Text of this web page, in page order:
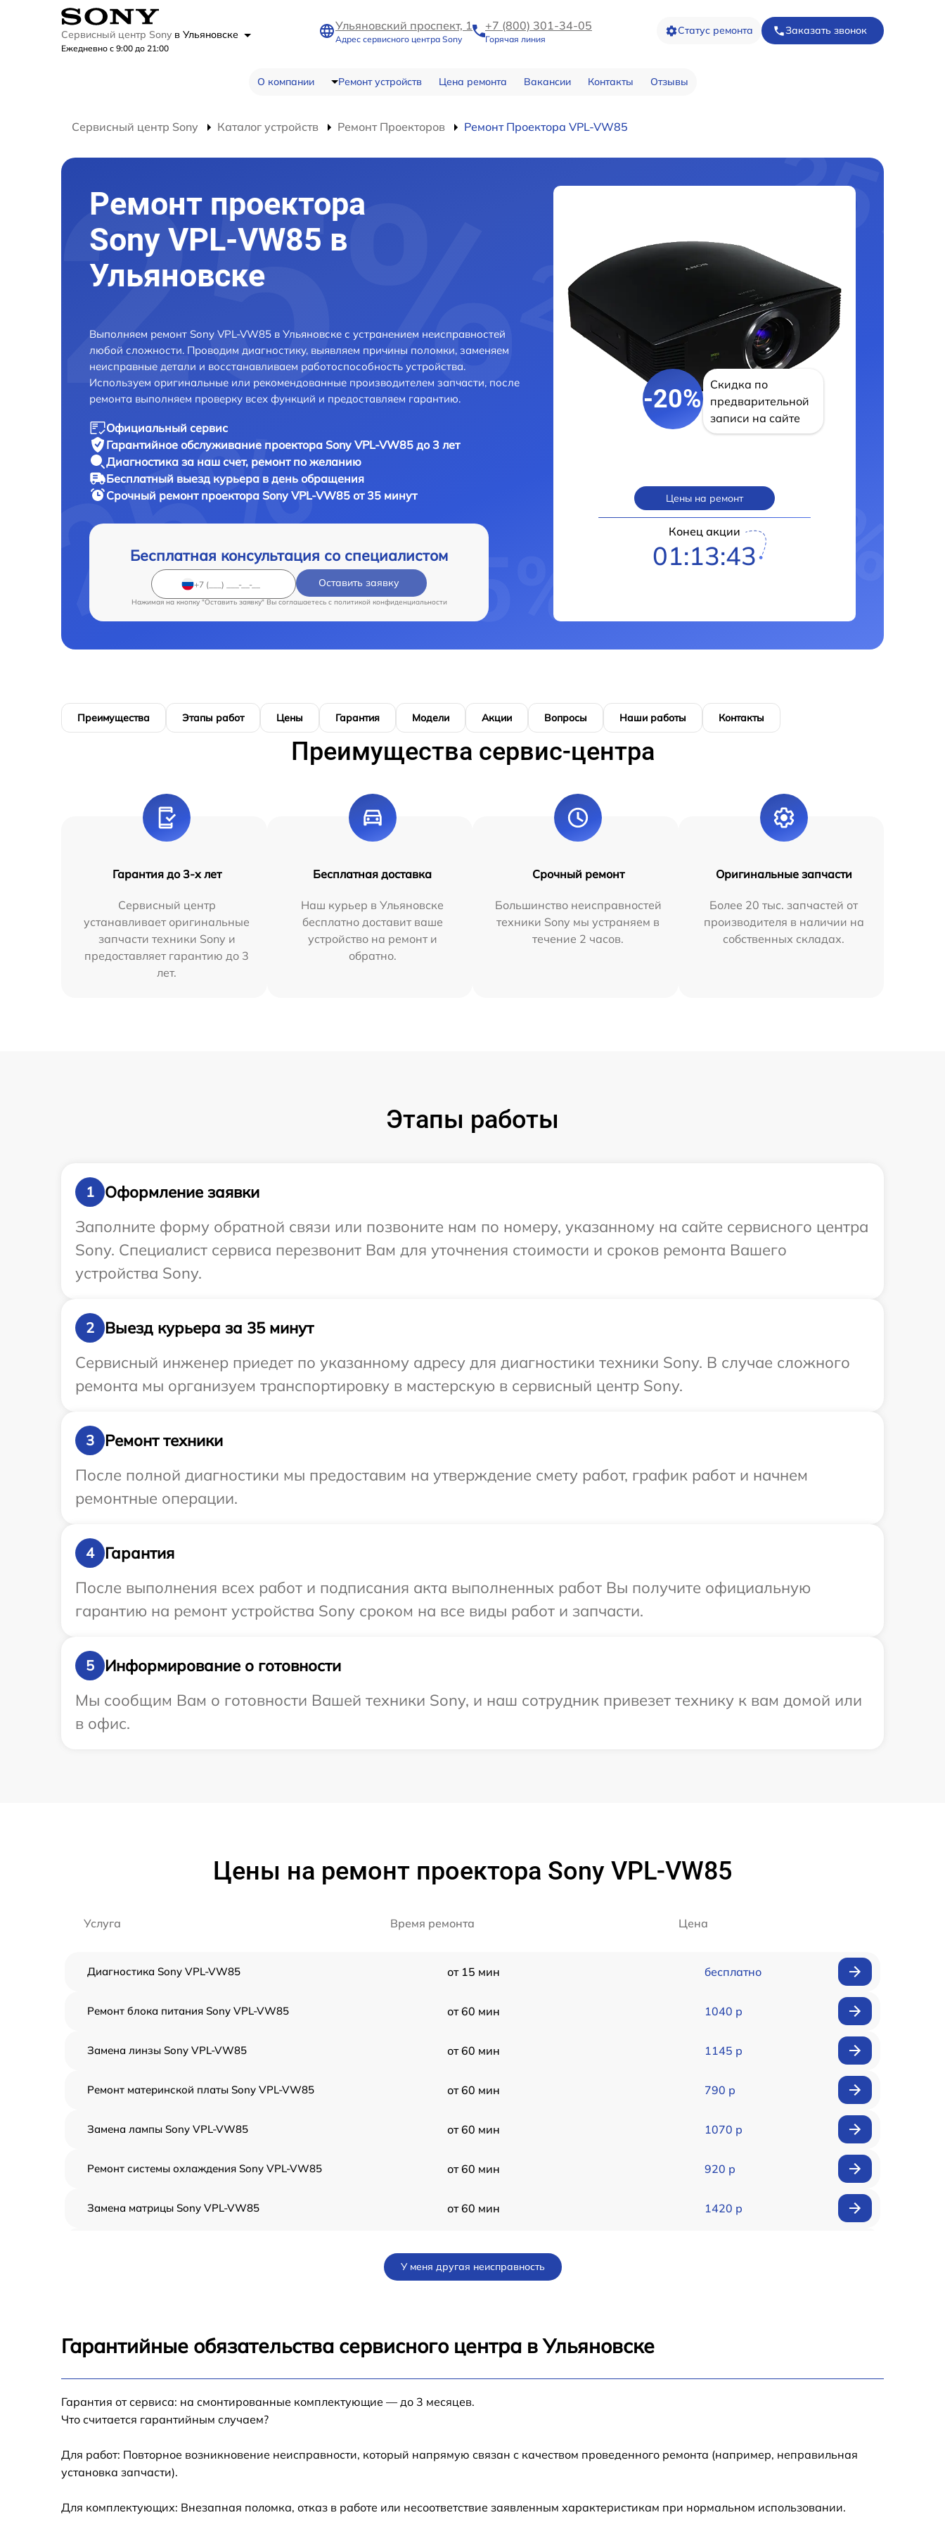
Сервисный центр Sony в Ульяновске
Ежедневно с 9:00 до 21:00
Ульяновский проспект, 1
Адрес сервисного центра Sony
+7 (800) 301-34-05
Горячая линия
Статус ремонта Заказать звонок
О компании Ремонт устройств Цена ремонта Вакансии Контакты Отзывы
Сервисный центр Sony Каталог устройств Ремонт Проекторов Ремонт Проектора VPL-VW85
Ремонт проектора
Sony VPL-VW85 в
Ульяновске
Выполняем ремонт Sony VPL-VW85 в Ульяновске с устранением неисправностей
любой сложности. Проводим диагностику, выявляем причины поломки, заменяем
неисправные детали и восстанавливаем работоспособность устройства.
Используем оригинальные или рекомендованные производителем запчасти, после
ремонта выполняем проверку всех функций и предоставляем гарантию.
Официальный сервис
Гарантийное обслуживание проектора Sony VPL-VW85 до 3 лет
Диагностика за наш счет, ремонт по желанию
Бесплатный выезд курьера в день обращения
Срочный ремонт проектора Sony VPL-VW85 от 35 минут
Бесплатная консультация со специалистом
Оставить заявку
Нажимая на кнопку "Оставить заявку" Вы соглашаетесь c политикой конфиденциальности
-20%
Скидка по
предварительной
записи на сайте
Цены на ремонт
Конец акции
01:13:42
Преимущества Этапы работ Цены Гарантия Модели Акции Вопросы Наши работы Контакты
Преимущества сервис-центра
Гарантия до 3-х лет
Сервисный центр
устанавливает оригинальные
запчасти техники Sony и
предоставляет гарантию до 3
лет.
Бесплатная доставка
Наш курьер в Ульяновске
бесплатно доставит ваше
устройство на ремонт и
обратно.
Срочный ремонт
Большинство неисправностей
техники Sony мы устраняем в
течение 2 часов.
Оригинальные запчасти
Более 20 тыс. запчастей от
производителя в наличии на
собственных складах.
Этапы работы
1
Оформление заявки
Заполните форму обратной связи или позвоните нам по номеру, указанному на сайте сервисного центра
Sony. Специалист сервиса перезвонит Вам для уточнения стоимости и сроков ремонта Вашего
устройства Sony.
2
Выезд курьера за 35 минут
Сервисный инженер приедет по указанному адресу для диагностики техники Sony. В случае сложного
ремонта мы организуем транспортировку в мастерскую в сервисный центр Sony.
3
Ремонт техники
После полной диагностики мы предоставим на утверждение смету работ, график работ и начнем
ремонтные операции.
4
Гарантия
После выполнения всех работ и подписания акта выполненных работ Вы получите официальную
гарантию на ремонт устройства Sony сроком на все виды работ и запчасти.
5
Информирование о готовности
Мы сообщим Вам о готовности Вашей техники Sony, и наш сотрудник привезет технику к вам домой или
в офис.
Цены на ремонт проектора Sony VPL-VW85
Услуга Время ремонта Цена
Диагностика Sony VPL-VW85 от 15 мин бесплатно
Ремонт блока питания Sony VPL-VW85 от 60 мин 1040 р
Замена линзы Sony VPL-VW85 от 60 мин 1145 р
Ремонт материнской платы Sony VPL-VW85 от 60 мин 790 р
Замена лампы Sony VPL-VW85 от 60 мин 1070 р
Ремонт системы охлаждения Sony VPL-VW85 от 60 мин 920 р
Замена матрицы Sony VPL-VW85 от 60 мин 1420 р
Замена колеса цветофильтров Sony VPL-
VW85
от 60 мин
Перепрошивка, восстановление ПО Sony
У меня другая неисправность
Гарантийные обязательства сервисного центра в Ульяновске
Гарантия от сервиса: на смонтированные комплектующие — до 3 месяцев.
Что считается гарантийным случаем?
Для работ: Повторное возникновение неисправности, который напрямую связан с качеством проведенного ремонта (например, неправильная
установка запчасти).
Для комплектующих: Внезапная поломка, отказ в работе или несоответствие заявленным характеристикам при нормальном использовании.